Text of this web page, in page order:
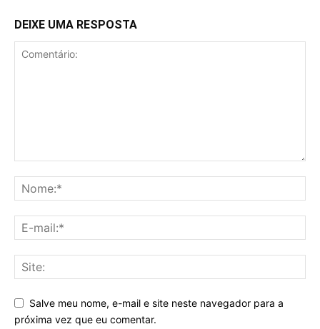
DEIXE UMA RESPOSTA
Salve meu nome, e-mail e site neste navegador para a
próxima vez que eu comentar.